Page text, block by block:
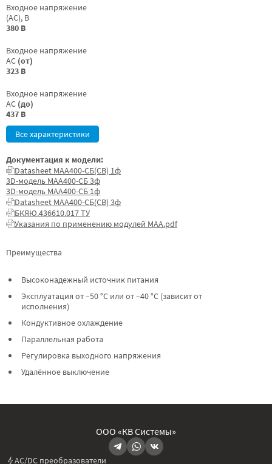
Входное напряжение
(AC), В
380 В
Входное напряжение
AC (от)
323 В
Входное напряжение
AC (до)
437 В
Все характеристики
Преимущества
Высоконадежный источник питания
Эксплуатация от –50 °C или от –40 °C (зависит от
исполнения)
Кондуктивное охлаждение
Параллельная работа
Регулировка выходного напряжения
Удалённое выключение
Документация к модели:
Datasheet МАА400-СБ(СВ) 1ф
3D-модель МАА400-СБ 3ф
3D-модель МАА400-СБ 1ф
Datasheet МАА400-СБ(СВ) 3ф
БКЯЮ.436610.017 ТУ
Указания по применению модулей МАА.pdf
ООО «КВ Системы»
AC/DC преобразователи